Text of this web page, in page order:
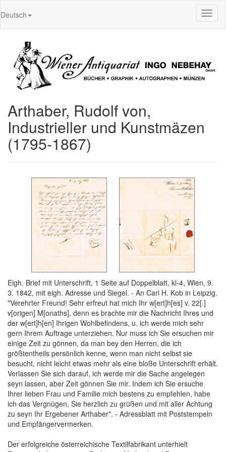
Deutsch
Arthaber, Rudolf von,
Industrieller und Kunstmäzen
(1795-1867)
Eigh. Brief mit Unterschrift, 1 Seite auf Doppelblatt, kl-4, Wien, 9.
3. 1842, mit eigh. Adresse und Siegel. - An Carl H. Kob in Leipzig.
"Verehrter Freund! Sehr erfreut hat mich Ihr w[ert]h[es] v. 22[.]
v[origen] M[onaths], denn es brachte mir die Nachricht Ihres und
der w[ert]h[en] Ihrigen Wohlbefindens, u. ich werde mich sehr
gern Ihrem Auftrage unterziehen. Nur muss ich Sie ersuchen mir
einige Zeit zu gönnen, da man bey den Herren, die ich
größtentheils persönlich kenne, wenn man nicht selbst sie
besucht, nicht leicht etwas mehr als eine bloße Unterschrift erhält.
Verlassen Sie sich darauf, ich werde mir die Sache angelegen
seyn lassen, aber Zeit gönnen Sie mir. Indem ich Sie ersuche
Ihrer lieben Frau und Familie mich bestens zu empfehlen, habe
ich das Vergnügen, Sie herzlich zu grüßen und mit aller Achtung
zu seyn Ihr Ergebener Arthaber". - Adressblatt mit Poststempeln
und Empfängervermerken.
Der erfolgreiche österreichische Textilfabrikant unterhielt